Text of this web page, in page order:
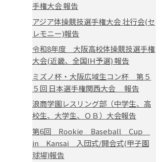
手権大会 報告
アジア体操競技選手権大会 壮行会(セ
レモニー)報告
令和8年度 大阪高校体操競技選手権
大会(近畿、全国IH予選) 報告
ミズノ杯・大阪広域生コン杯 第５
５回 日本選手権関西大会 報告
浪商学園レスリング部（中学生、高
校生、大学生、ＯＢ）大会報告
第6回 Rookie Baseball Cup
in Kansai 入団式/開会式(甲子園
球場)報告